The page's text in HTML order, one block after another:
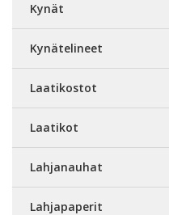
Kynät
Kynätelineet
Laatikostot
Laatikot
Lahjanauhat
Lahjapaperit